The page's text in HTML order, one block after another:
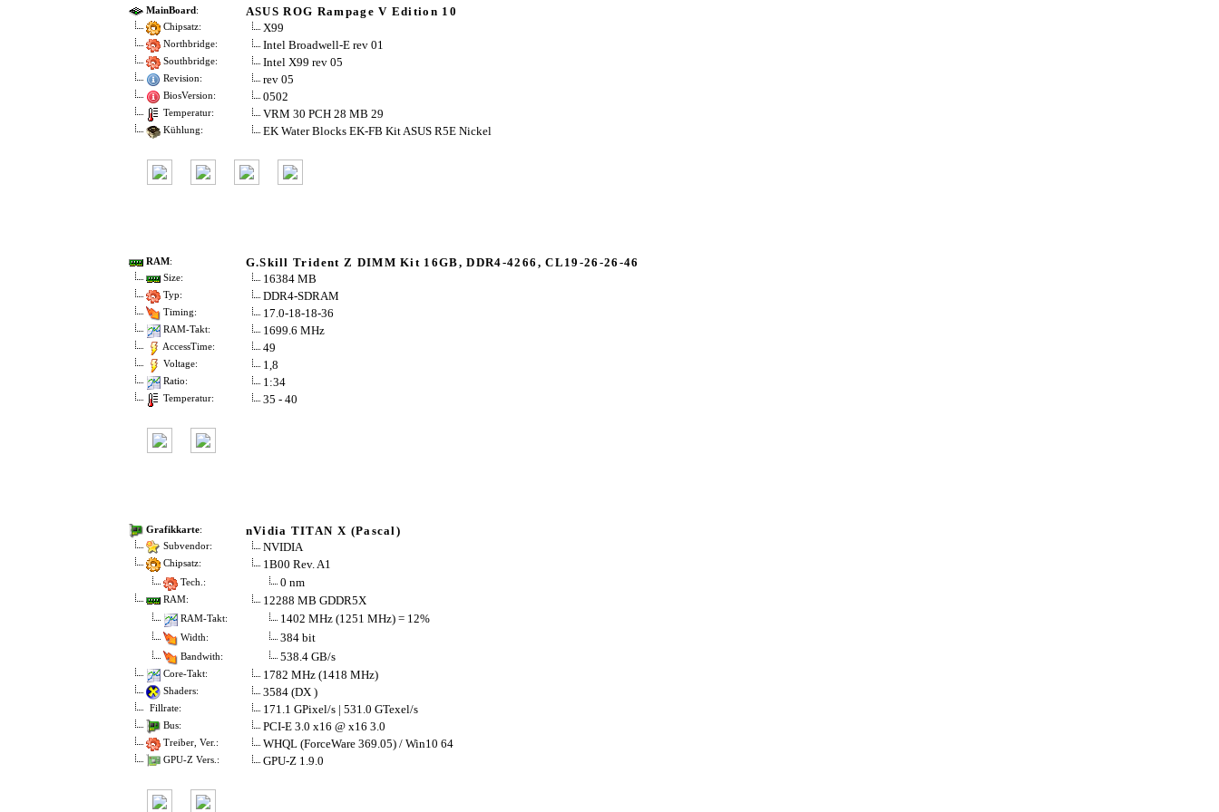
MainBoard: ASUS ROG Rampage V Edition 10
Chipsatz: X99
Northbridge: Intel Broadwell-E rev 01
Southbridge: Intel X99 rev 05
Revision: rev 05
BiosVersion: 0502
Temperatur: VRM 30 PCH 28 MB 29
Kühlung: EK Water Blocks EK-FB Kit ASUS R5E Nickel
RAM: G.Skill Trident Z DIMM Kit 16GB, DDR4-4266, CL19-26-26-46
Size: 16384 MB
Typ: DDR4-SDRAM
Timing: 17.0-18-18-36
RAM-Takt: 1699.6 MHz
AccessTime: 49
Voltage: 1,8
Ratio: 1:34
Temperatur: 35 - 40
Grafikkarte: nVidia TITAN X (Pascal)
Subvendor: NVIDIA
Chipsatz: 1B00 Rev. A1
Tech.: 0 nm
RAM: 12288 MB GDDR5X
RAM-Takt: 1402 MHz (1251 MHz) = 12%
Width: 384 bit
Bandwith: 538.4 GB/s
Core-Takt: 1782 MHz (1418 MHz)
Shaders: 3584 (DX )
Fillrate: 171.1 GPixel/s | 531.0 GTexel/s
Bus: PCI-E 3.0 x16 @ x16 3.0
Treiber, Ver.: WHQL (ForceWare 369.05) / Win10 64
GPU-Z Vers.: GPU-Z 1.9.0